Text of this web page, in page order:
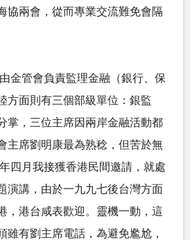
協兩會，從而專業交流難免會隔
金管會負責監理金融（銀行、保
方面則有三個部級單位：銀監
掌，三位主席因兩岸金融活動都
主席劉明康最為熟稔，但苦於無
四月我接獲香港民間邀請，就處
演講，由於一九九七後台灣方面
，港台咸表歡迎。靈機一動，這
雖有劉主席電話，為避免尷尬，